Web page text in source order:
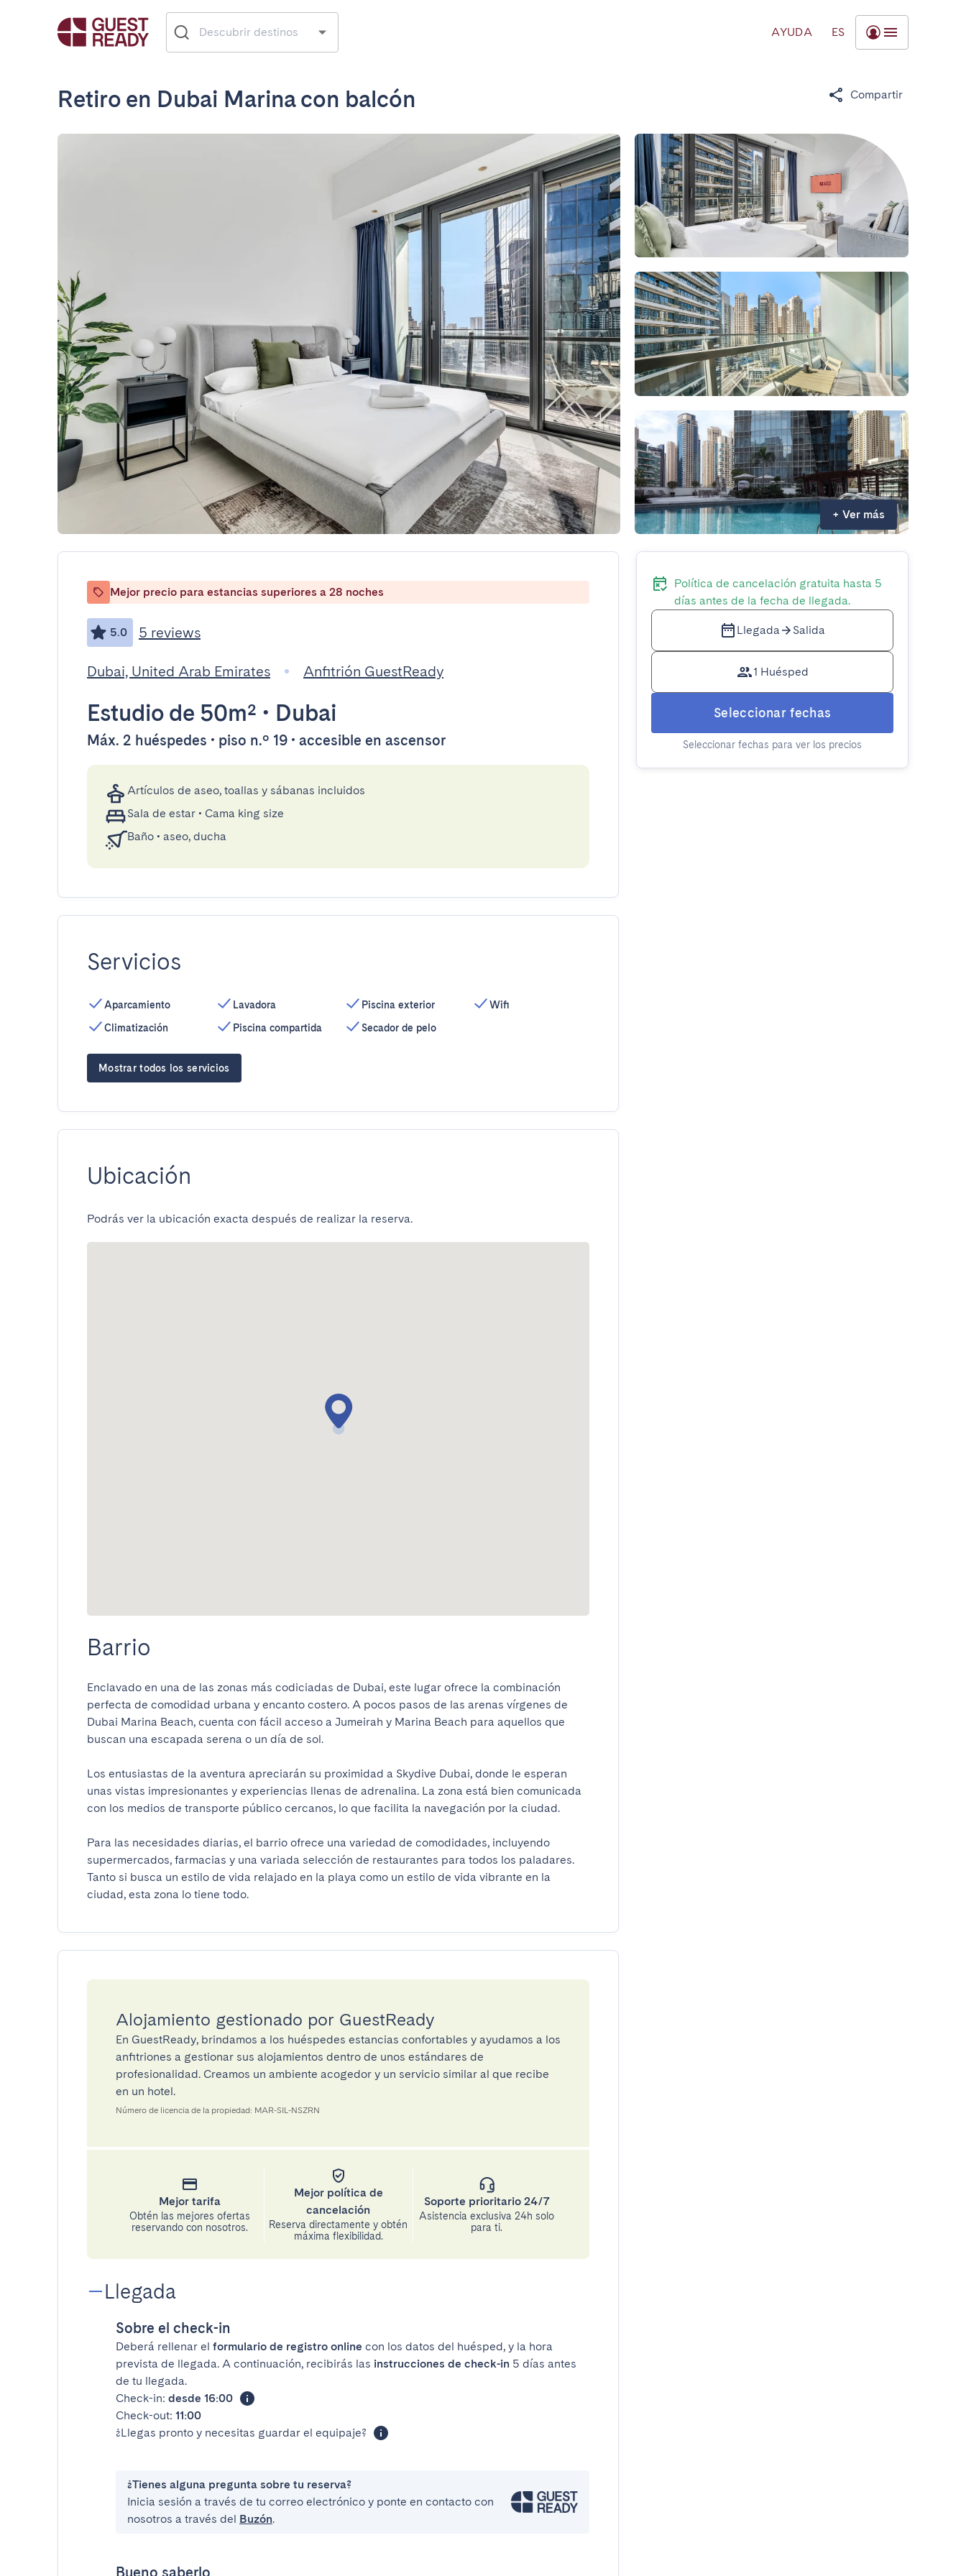
AYUDA ES
Retiro en Dubai Marina con balcón Compartir
+ Ver más
Mejor precio para estancias superiores a 28 noches
5.0 5 reviews
Dubai, United Arab Emirates Anfitrión GuestReady
Estudio de 50m² • Dubai
Máx. 2 huéspedes • piso n.º 19 • accesible en ascensor
Artículos de aseo, toallas y sábanas incluidos
Sala de estar • Cama king size
Baño • aseo, ducha
Servicios
Aparcamiento
Climatización
Lavadora
Piscina compartida
Piscina exterior
Secador de pelo
Wifi
Mostrar todos los servicios
Ubicación
Podrás ver la ubicación exacta después de realizar la reserva.
Barrio
Enclavado en una de las zonas más codiciadas de Dubai, este lugar ofrece la combinación
perfecta de comodidad urbana y encanto costero. A pocos pasos de las arenas vírgenes de
Dubai Marina Beach, cuenta con fácil acceso a Jumeirah y Marina Beach para aquellos que
buscan una escapada serena o un día de sol.
Los entusiastas de la aventura apreciarán su proximidad a Skydive Dubai, donde le esperan
unas vistas impresionantes y experiencias llenas de adrenalina. La zona está bien comunicada
con los medios de transporte público cercanos, lo que facilita la navegación por la ciudad.
Para las necesidades diarias, el barrio ofrece una variedad de comodidades, incluyendo
supermercados, farmacias y una variada selección de restaurantes para todos los paladares.
Tanto si busca un estilo de vida relajado en la playa como un estilo de vida vibrante en la
ciudad, esta zona lo tiene todo.
Alojamiento gestionado por GuestReady
En GuestReady, brindamos a los huéspedes estancias confortables y ayudamos a los
anfitriones a gestionar sus alojamientos dentro de unos estándares de
profesionalidad. Creamos un ambiente acogedor y un servicio similar al que recibe
en un hotel.
Número de licencia de la propiedad: MAR-SIL-NSZRN
Mejor tarifa
Obtén las mejores ofertas
reservando con nosotros.
Mejor política de
cancelación
Reserva directamente y obtén
máxima flexibilidad.
Soporte prioritario 24/7
Asistencia exclusiva 24h solo
para ti.
Llegada
Sobre el check-in
Deberá rellenar el formulario de registro online con los datos del huésped, y la hora
prevista de llegada. A continuación, recibirás las instrucciones de check-in 5 días antes
de tu llegada.
Check-in: desde 16:00
Check-out: 11:00
¿Llegas pronto y necesitas guardar el equipaje?
¿Tienes alguna pregunta sobre tu reserva?
Inicia sesión a través de tu correo electrónico y ponte en contacto con
nosotros a través del Buzón.
Bueno saberlo
Política de cancelación gratuita hasta 5
días antes de la fecha de llegada.
Llegada Salida
1 Huésped
Seleccionar fechas
Seleccionar fechas para ver los precios